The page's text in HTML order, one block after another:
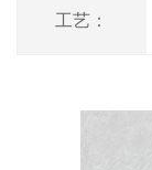
工艺：